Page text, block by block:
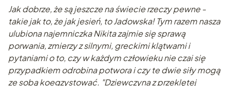
Jak dobrze, że są jeszcze na świecie rzeczy pewne -
takie jak to, że jak jesień, to Jadowska! Tym razem nasza
ulubiona najemniczka Nikita zajmie się sprawą
porwania, zmierzy z silnymi, greckimi klątwami i
pytaniami o to, czy w każdym człowieku nie czai się
przypadkiem odrobina potwora i czy te dwie siły mogą
ze sobą koegzystować. "Dziewczyna z przeklętej